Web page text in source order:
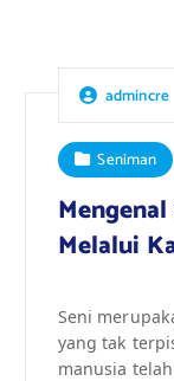
admincre
Seniman
Melalui
Seni
yang tak
manusia